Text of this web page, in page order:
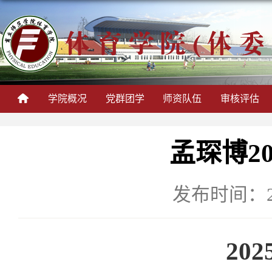
学院概况 党群团学 师资队伍 审核评估
孟琛博
发布时间：